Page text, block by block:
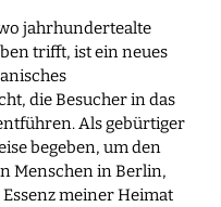
jahrhundertealte
trifft, ist ein neues
die Besucher in das
Als gebürtiger
begeben, um den
Menschen in Berlin,
meiner Heimat